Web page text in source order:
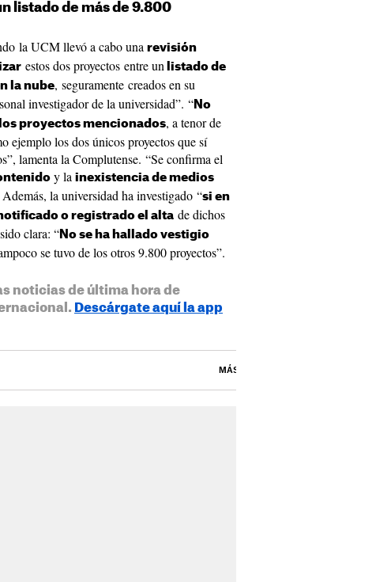
listado de más de 9.800
la UCM llevó a cabo una revisión
estos dos proyectos entre un listado de
la nube, seguramente creados en su
investigador de la universidad”. “No
proyectos mencionados, a tenor de
ejemplo los dos únicos proyectos que sí
lamenta la Complutense. “Se confirma el
y la inexistencia de medios
la universidad ha investigado “si en
o registrado el alta de dichos
clara: “ No se ha hallado vestigio
se tuvo de los otros 9.800 proyectos”.
noticias de última hora de
Descárgate aquí la app
MÁS